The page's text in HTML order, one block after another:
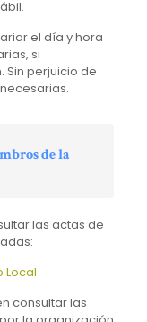
el día y hora
si
Sin perjuicio de
de la
las actas de
Local
consultar las